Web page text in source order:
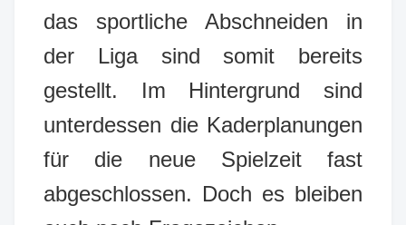
das sportliche Abschneiden in
der Liga sind somit bereits
gestellt. Im Hintergrund sind
unterdessen die Kaderplanungen
für die neue Spielzeit fast
abgeschlossen. Doch es bleiben